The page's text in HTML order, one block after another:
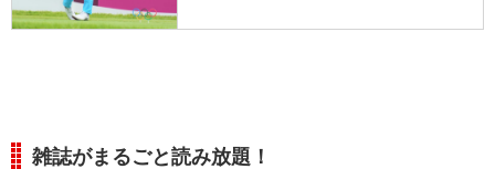
雑誌がまるごと読み放題！